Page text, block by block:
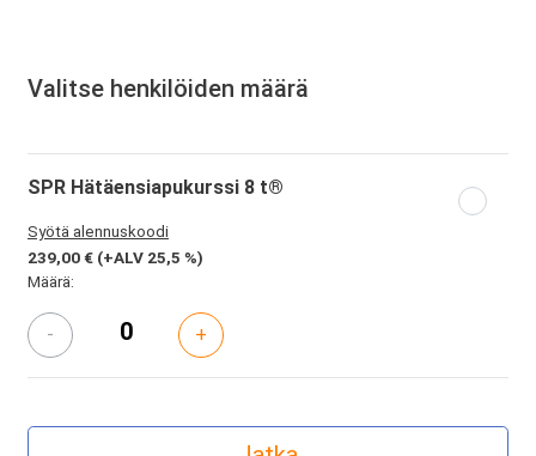
Valitse henkilöiden määrä
SPR Hätäensiapukurssi 8 t®
Syötä alennuskoodi
239,00 € (+ALV 25,5 %)
Määrä:
- +